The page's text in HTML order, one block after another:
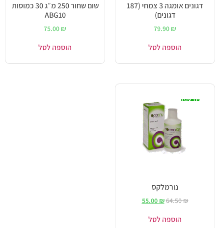
דגונים אומגה 3 צמחי (187
דגונים)
79.90 ₪
הוספה לסל
שום שחור 250 מ״ג 30 כמוסות
ABG10
75.00 ₪
הוספה לסל
מבצע!
נורמלקס
64.50₪
55.00₪
הוספה לסל